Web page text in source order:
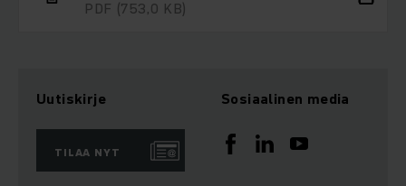
PDF (753,0 KB)
Uutiskirje
TILAA NYT
Sosiaalinen media